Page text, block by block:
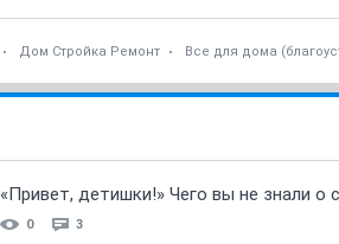
Дом Стройка Ремонт Все для дома
«Привет, детишки!» Чего вы не знали о
0 3